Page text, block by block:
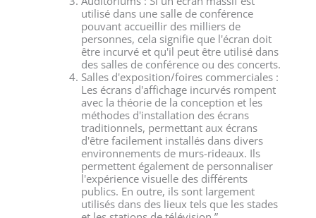
utilisé dans une salle de conférence
pouvant accueillir des milliers de
personnes, cela signifie que l'écran doit
être incurvé et qu'il peut être utilisé dans
des salles de conférence ou des concerts.
Salles d'exposition/foires commerciales :
Les écrans d'affichage incurvés rompent
avec la théorie de la conception et les
méthodes d'installation des écrans
traditionnels, permettant aux écrans
d'être facilement installés dans divers
environnements de murs-rideaux. Ils
permettent également de personnaliser
l'expérience visuelle des différents
publics. En outre, ils sont largement
utilisés dans des lieux tels que les stades